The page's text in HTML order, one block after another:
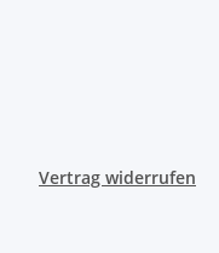
Vertrag widerrufen